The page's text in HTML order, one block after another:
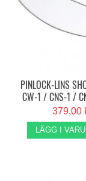
PINLOCK-LINS
CW-1 / CNS-1 /
379,00
LÄGG I